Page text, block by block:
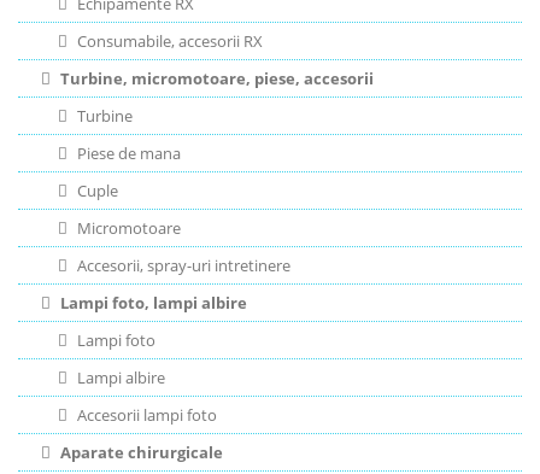
Consumabile, accesorii RX
Turbine, micromotoare, piese, accesorii
Turbine
Piese de mana
Cuple
Micromotoare
Accesorii, spray-uri intretinere
Lampi foto, lampi albire
Lampi foto
Lampi albire
Accesorii lampi foto
Aparate chirurgicale